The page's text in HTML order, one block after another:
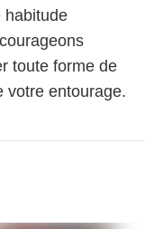
habitude
toute forme de
votre entourage.